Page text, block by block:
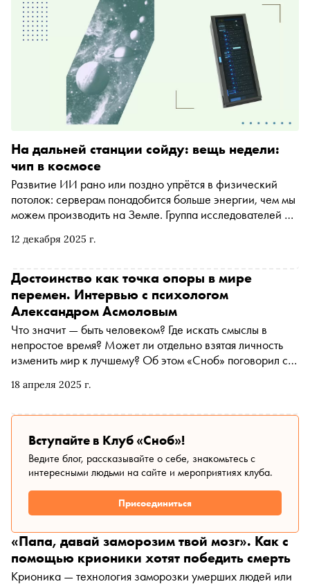
12 декабря 2025 г.
На дальней станции сойду: вещь недели:
чип в космосе
Развитие ИИ рано или поздно упрётся в физический
потолок: серверам понадобится больше энергии, чем мы
можем производить на Земле. Группа исследователей из
мощности в космос. «Сноб» внимательно ознакомился
научная база
18 апреля 2025 г.
Достоинство как точка опоры в мире
перемен. Интервью с психологом
Александром Асмоловым
Что значит — быть человеком? Где искать смыслы в
непростое время? Может ли отдельно взятая личность
изменить мир к лучшему? Об этом «Сноб» поговорил с
психологического факультета МГУ имени М. В.
будущего РАНХиГС и автором новой книги «Психология
достоинства: Искусство быть человеком» Александром
Асмоловым
Вступайте в Клуб «Сноб»!
Ведите блог, рассказывайте о себе, знакомьтесь с
интересными людьми на сайте и мероприятиях клуба.
Присоединиться
«Папа, давай заморозим твой мозг». Как с
помощью крионики хотят победить смерть
Крионика — технология заморозки умерших людей или